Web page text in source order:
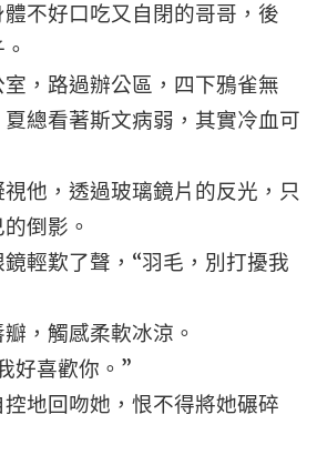
不好口吃又自閉的哥哥，後
，路過辦公區，四下鴉雀無
總看著斯文病弱，其實冷血可
他，透過玻璃鏡片的反光，只
倒影。
輕歎了聲，“羽毛，別打擾我
，觸感柔軟冰涼。
好喜歡你。”
地回吻她，恨不得將她碾碎